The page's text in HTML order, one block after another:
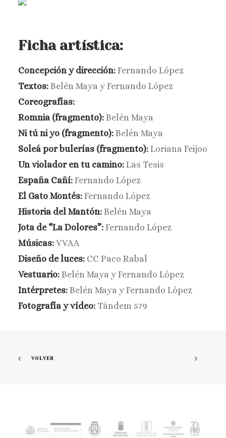
Ficha artística:
Concepción y dirección: Fernando López
Textos: Belén Maya y Fernando López
Coreografías:
Romnia (fragmento): Belén Maya
Ni tú ni yo (fragmento): Belén Maya
Soleá por bulerías (fragmento): Loriana Feijoo
Un violador en tu camino: Las Tesis
España Cañí: Fernando López
El Gato Montés: Fernando López
Historia del Mantón: Belén Maya
Jota de “La Dolores”: Fernando López
Músicas: VVAA
Diseño de luces: CC Paco Rabal
Vestuario: Belén Maya y Fernando López
Intérpretes: Belén Maya y Fernando López
Fotografía y vídeo: Tándem 579
VOLVER